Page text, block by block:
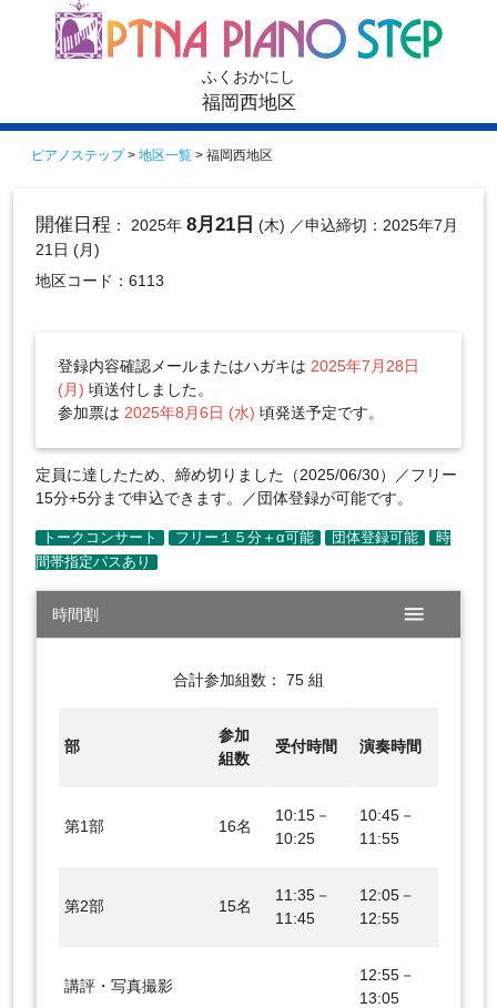
ふくおかにし
福岡西地区
ピアノステップ> 地区一覧 > 福岡西地区
開催日程 ： 2025年 8月21日 (木) ／申込締切：2025年7月
21日 (月)
地区コード：6113
登録内容確認メールまたはハガキは 2025年7月28日
(月) 頃送付しました。
参加票は 2025年8月6日 (水) 頃発送予定です。
定員に達したため、締め切りました（2025/06/30）／フリー
15分+5分まで申込できます。／団体登録が可能です。
時間割 menu
合計参加組数： 75 組
部
参加
組数
受付時間 演奏時間
第1部 16名
10:15－
10:25
10:45－
11:55
第2部 15名
11:35－
11:45
12:05－
12:55
講評・写真撮影
12:55－
13:05